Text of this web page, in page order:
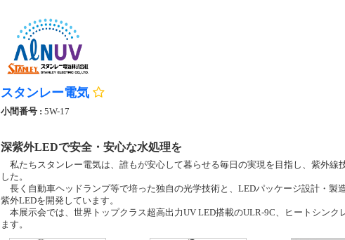
スタンレー電気
小間番号 : 5W-17
深紫外LEDで安全・安心な水処理を
私たちスタンレー電気は、誰もが安心して暮らせる毎日の実現を目指し、紫外線
した。
長く自動車ヘッドランプ等で培った独自の光学技術と、LEDパッケージ設計・製
紫外LEDを開発しています。
本展示会では、世界トップクラス超高出力UV LED搭載のULR-9C、ヒートシンク
ます。